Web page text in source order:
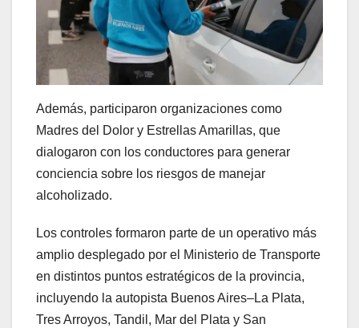
Además, participaron organizaciones como
Madres del Dolor y Estrellas Amarillas, que
dialogaron con los conductores para generar
conciencia sobre los riesgos de manejar
alcoholizado.
Los controles formaron parte de un operativo más
amplio desplegado por el Ministerio de Transporte
en distintos puntos estratégicos de la provincia,
incluyendo la autopista Buenos Aires–La Plata,
Tres Arroyos, Tandil, Mar del Plata y San